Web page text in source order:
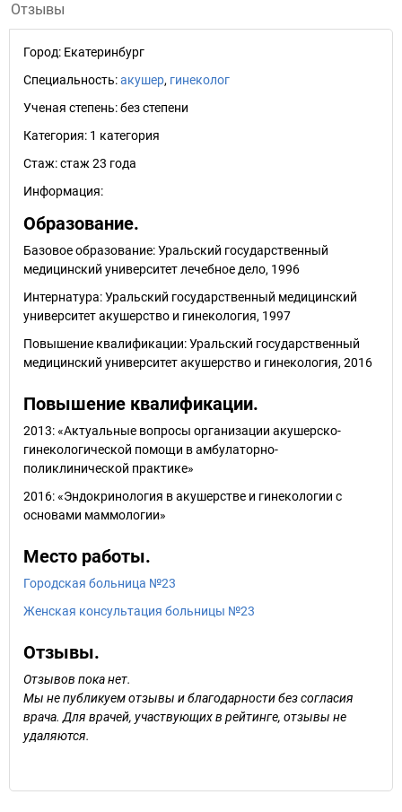
Отзывы
Город: Екатеринбург
Специальность:акушер, гинеколог
Ученая степень:без степени
Категория: 1 категория
Стаж:стаж 23 года
Информация:
Образование.
Базовое образование: Уральский государственный
медицинский университет лечебное дело, 1996
Интернатура: Уральский государственный медицинский
университет акушерство и гинекология, 1997
Повышение квалификации: Уральский государственный
медицинский университет акушерство и гинекология, 2016
Повышение квалификации.
2013: «Актуальные вопросы организации акушерско-
гинекологической помощи в амбулаторно-
поликлинической практике»
2016: «Эндокринология в акушерстве и гинекологии с
основами маммологии»
Место работы.
Городская больница №23
Женская консультация больницы №23
Отзывы.
Отзывов пока нет.
Мы не публикуем отзывы и благодарности без согласия
врача. Для врачей, участвующих в рейтинге, отзывы не
удаляются.